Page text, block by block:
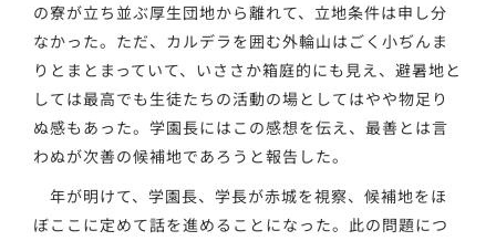
の寮が立ち並ぶ厚生団地から離れて、立地条件は申し分
なかった。ただ、カルデラを囲む外輪山はごく小ぢんま
りとまとまっていて、いささか箱庭的にも見え、避暑地と
しては最高でも生徒たちの活動の場としてはやや物足り
ぬ感もあった。学園長にはこの感想を伝え、最善とは言
わぬが次善の候補地であろうと報告した。
年が明けて、学園長、学長が赤城を視察、候補地をほ
ぼここに定めて話を進めることになった。此の問題につ